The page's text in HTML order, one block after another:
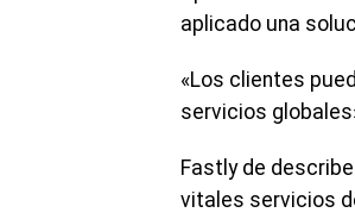
aplicado una
«Los clientes
servicios
Fastly de
vitales servicios